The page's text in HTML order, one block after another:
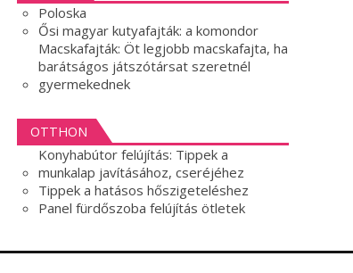
Poloska
Ősi magyar kutyafajták: a komondor
Macskafajták: Öt legjobb macskafajta, ha
barátságos játszótársat szeretnél
gyermekednek
OTTHON
Konyhabútor felújítás: Tippek a
munkalap javításához, cseréjéhez
Tippek a hatásos hőszigeteléshez
Panel fürdőszoba felújítás ötletek